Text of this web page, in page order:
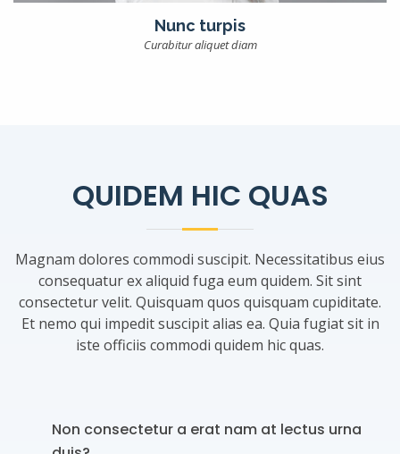
Nunc turpis
Curabitur aliquet diam
QUIDEM HIC QUAS
Magnam dolores commodi suscipit. Necessitatibus eius
consequatur ex aliquid fuga eum quidem. Sit sint
consectetur velit. Quisquam quos quisquam cupiditate.
Et nemo qui impedit suscipit alias ea. Quia fugiat sit in
iste officiis commodi quidem hic quas.
Non consectetur a erat nam at lectus urna